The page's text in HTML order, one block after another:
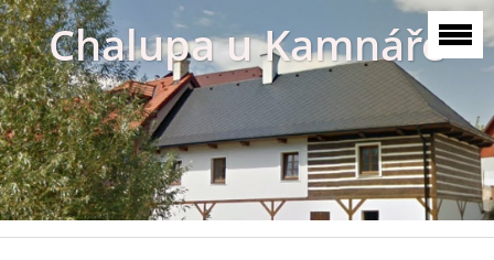
Chalupa u Kamnáře